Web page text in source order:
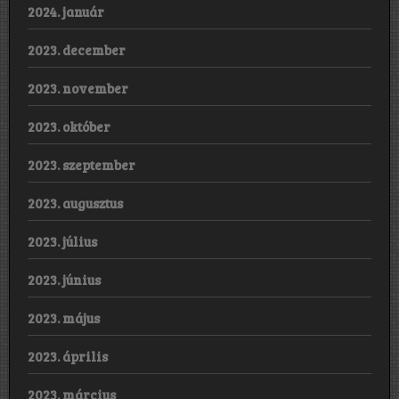
2024. január
2023. december
2023. november
2023. október
2023. szeptember
2023. augusztus
2023. július
2023. június
2023. május
2023. április
2023. március